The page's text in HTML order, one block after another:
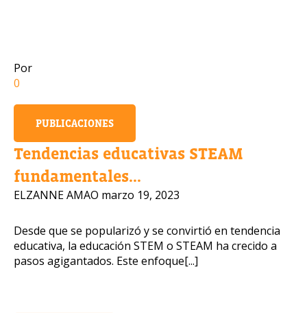
Por
0
PUBLICACIONES
Tendencias educativas STEAM
fundamentales...
ELZANNE AMAO marzo 19, 2023
Desde que se popularizó y se convirtió en tendencia
educativa, la educación STEM o STEAM ha crecido a
pasos agigantados. Este enfoque[...]